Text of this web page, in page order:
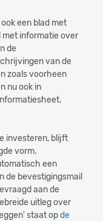
een blad met
informatie over
de
van de
zoals voorheen
nu ook in
investeren, blijft
vorm.
een
de bevestigingsmail
aan de
uitleg over
staat opde